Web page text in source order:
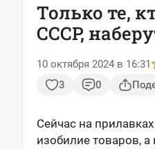
Только те,
СССР,
10 октября 2024 в 16:31
3
0
Сейчас на
изобилие товаров,